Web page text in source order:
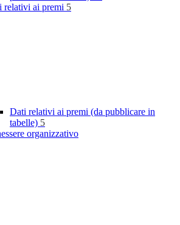
relativi ai premi 5
Dati relativi ai premi (da pubblicare in
tabelle) 5
organizzativo